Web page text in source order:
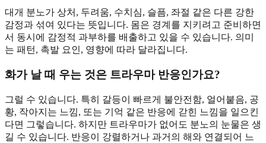
대개 분노가 상처, 두려움, 수치심, 슬픔, 좌절 같은 다른 강한
감정과 섞여 있다는 뜻입니다. 몸은 경계를 지키려고 준비하면
서 동시에 감정적 과부하를 배출하고 있을 수 있습니다. 의미
는 패턴, 촉발 요인, 영향에 따라 달라집니다.
화가 날 때 우는 것은 트라우마 반응인가요?
그럴 수 있습니다. 특히 갈등이 빠르게 불안전함, 얼어붙음, 공
황, 작아지는 느낌, 또는 기억 같은 반응에 갇힌 느낌을 일으킨
다면 그렇습니다. 하지만 트라우마가 없어도 분노의 눈물은 생
길 수 있습니다. 반응이 강렬하거나 과거의 해와 연결되어 느